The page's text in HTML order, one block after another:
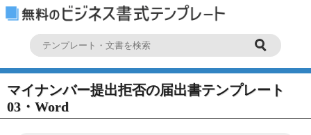
マイナンバー提出拒否の届出書テンプレート
03・Word